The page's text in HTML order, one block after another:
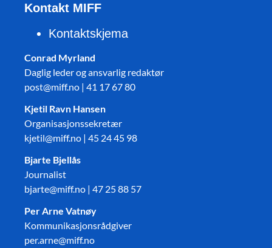
Kontakt MIFF
Kontaktskjema
Conrad Myrland
Daglig leder og ansvarlig redaktør
post@miff.no | 41 17 67 80
Kjetil Ravn Hansen
Organisasjonssekretær
kjetil@miff.no | 45 24 45 98
Bjarte Bjellås
Journalist
bjarte@miff.no | 47 25 88 57
Per Arne Vatnøy
Kommunikasjonsrådgiver
per.arne@miff.no